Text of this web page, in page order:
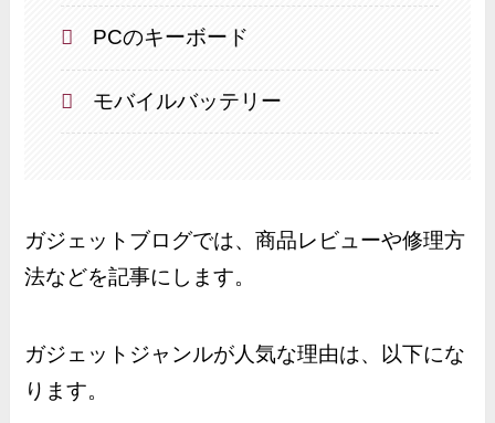
PCのキーボード
モバイルバッテリー
ガジェットブログでは、商品レビューや修理方
法などを記事にします。
ガジェットジャンルが人気な理由は、以下にな
ります。